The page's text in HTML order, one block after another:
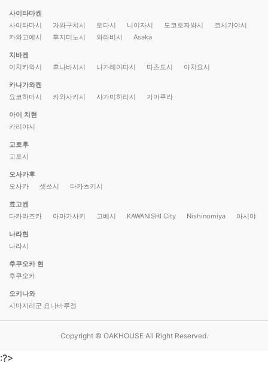
사이타마켄
사이타마시
가와구치시 토다시 니이자시 도코로자와시
코시가야시
카와고에시
후지미노시 와라비시 Asaka
치바켄
이치카와시
후나바시시 나가레야마시 마츠도시 야치요시
카나가와켄
요코하마시
카와사키시 사가미하라시 가마쿠라
아이 치현
카리야시
교토후
교토시
오사카후
오사카
셋쓰시 타카츠키시
효고켄
다카라즈카
아마가사키 고베시 KAWANISHI City Nishinomiya 아시야
나라현
나라시
후쿠오카 현
후쿠오카
오키나와
시마지리군 요나바루정
Copyright © OAKHOUSE All Right Reserved.
:?>